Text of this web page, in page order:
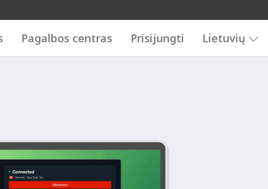
Pagalbos centras Prisijungti Lietuvių